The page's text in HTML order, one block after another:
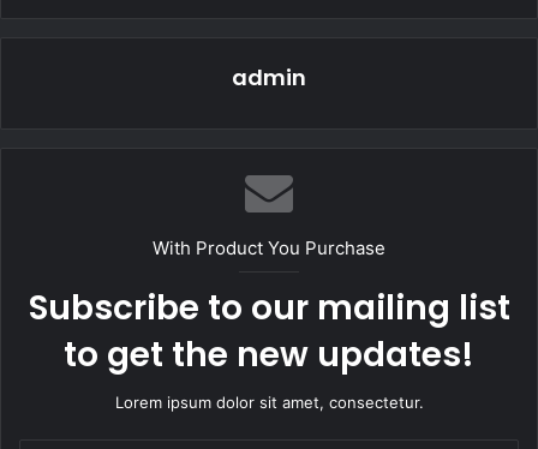
admin
With Product You Purchase
Subscribe to our mailing list
to get the new updates!
Lorem ipsum dolor sit amet, consectetur.